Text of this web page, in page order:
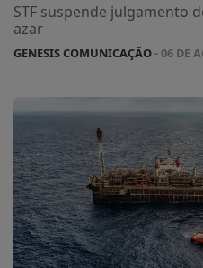
STF suspende julgamento
azar
GENESIS COMUNICAÇÃO- 06 DE